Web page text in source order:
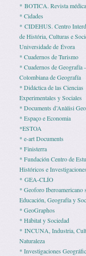
* BOTICA. Revista
* Cidades
* CIDEHUS. Centro
de História, Culturas e
Universidade de Évora
* Cuadernos de Turismo
* Cuadernos de Geografía
Colombiana de Geografía
* Didáctica de las Ciencias
Experimentales y Sociales
* Documents d’Anàlisi
* Espaço e Economia
*ESTOA
* e-art Documents
* Finisterra
* Fundación Centro de
Históricos e
* GEA-CLÍO
* Geoforo Iberoamericano
Educación, Geografía y
* GeoGraphos
* Hábitat y Sociedad
* INCUNA, Industria,
Naturaleza
* Investigaciones